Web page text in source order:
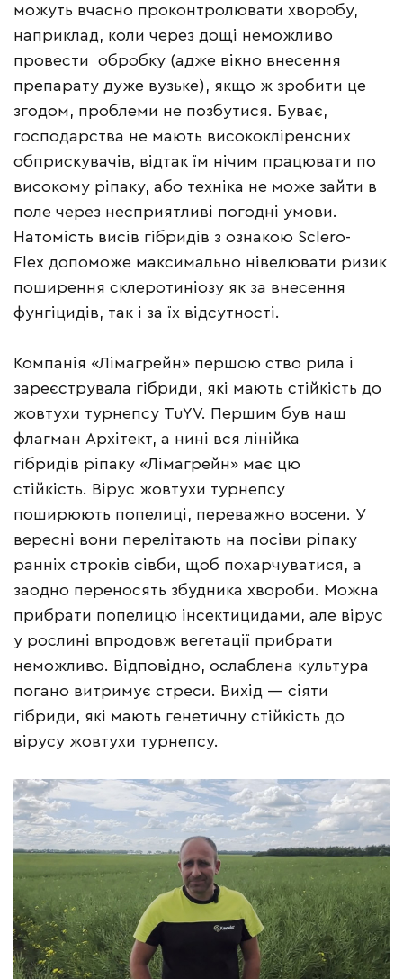
можуть вчасно проконтролювати хворобу,
наприклад, коли через дощі неможливо
провести обробку (адже вікно внесення
препарату дуже вузьке), якщо ж зробити це
згодом, проблеми не позбутися. Буває,
господарства не мають висококліренсних
обприскувачів, відтак їм нічим працювати по
високому ріпаку, або техніка не може зайти в
поле через несприятливі погодні умови.
Натомість висів гібридів з ознакою Sclero-
Flex допоможе максимально нівелювати ризик
поширення склеротиніозу як за внесення
фунгіцидів, так і за їх відсутності.
Компанія «Лімагрейн» першою ство рила і
зареєструвала гібриди, які мають стійкість до
жовтухи турнепсу TuYV. Першим був наш
флагман Архітект, а нині вся лінійка
гібридів ріпаку «Лімагрейн» має цю
стійкість. Вірус жовтухи турнепсу
поширюють попелиці, переважно восени. У
вересні вони перелітають на посіви ріпаку
ранніх строків сівби, щоб похарчуватися, а
заодно переносять збудника хвороби. Можна
прибрати попелицю інсектицидами, але вірус
у рослині впродовж вегетації прибрати
неможливо. Відповідно, ослаблена культура
погано витримує стреси. Вихід — сіяти
гібриди, які мають генетичну стійкість до
вірусу жовтухи турнепсу.